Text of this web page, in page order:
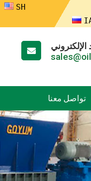
الإلكتروني
تواصل معنا